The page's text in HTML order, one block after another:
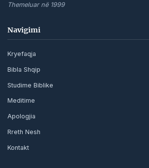
Themeluar në 1999
Navigimi
Kryefaqja
Bibla Shqip
Studime Biblike
Meditime
Apologjia
Rreth Nesh
Kontakt